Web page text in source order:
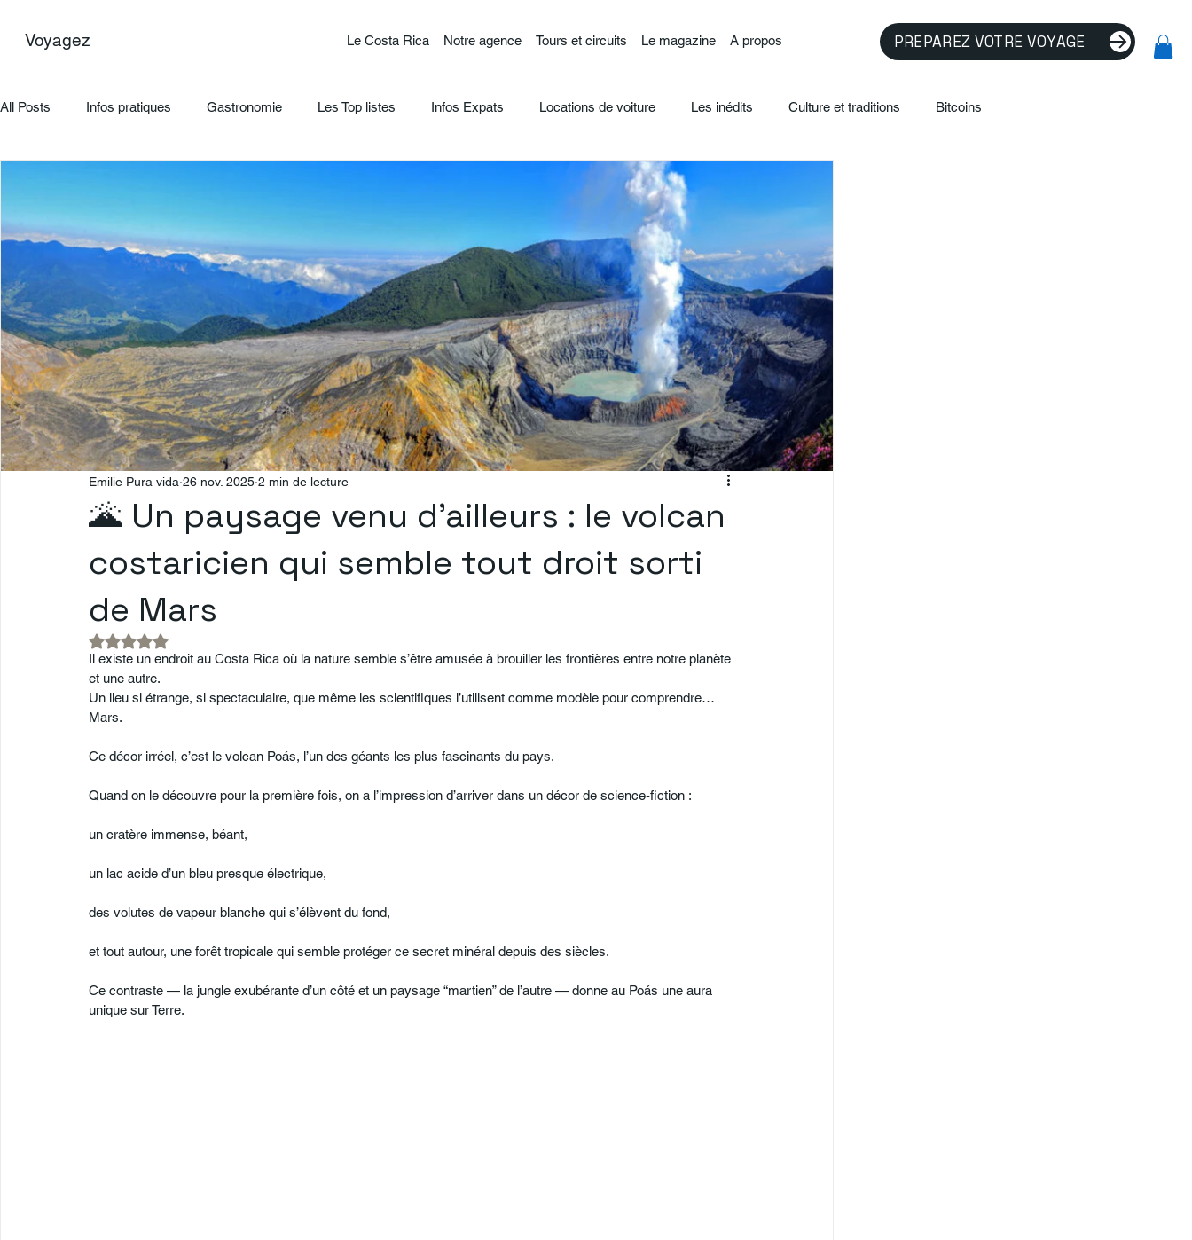
Voyagez Le Costa Rica Notre agence Tours et circuits Le magazine A propos PREPAREZ VOTRE VOYAGE
All Posts Infos pratiques Gastronomie Les Top listes Infos Expats Locations de voiture Les inédits Culture et traditions Bitcoins
🌋 Un paysage venu d’ailleurs : le volcan
costaricien qui semble tout droit sorti
de Mars
Emilie Pura vida 26 nov. 2025 2 min de lecture
Noté NaN étoiles sur 5.
Il existe un endroit au Costa Rica où la nature semble s’être amusée à brouiller les frontières entre notre planète
et une autre.
Un lieu si étrange, si spectaculaire, que même les scientifiques l’utilisent comme modèle pour comprendre…
Mars.
Ce décor irréel, c’est le volcan Poás, l’un des géants les plus fascinants du pays.
Quand on le découvre pour la première fois, on a l’impression d’arriver dans un décor de science-fiction :
un cratère immense, béant,
un lac acide d’un bleu presque électrique,
des volutes de vapeur blanche qui s’élèvent du fond,
et tout autour, une forêt tropicale qui semble protéger ce secret minéral depuis des siècles.
Ce contraste — la jungle exubérante d’un côté et un paysage “martien” de l’autre — donne au Poás une aura
unique sur Terre.